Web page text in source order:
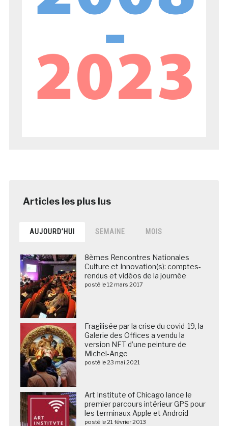
AUJOURD’HUI SEMAINE MOIS
8èmes Rencontres Nationales
Culture et Innovation(s): comptes-
rendus et vidéos de la journée
posté le 12 mars 2017
Fragilisée par la crise du covid-19, la
Galerie des Offices a vendu la
version NFT d’une peinture de
Michel-Ange
posté le 23 mai 2021
Art Institute of Chicago lance le
premier parcours intérieur GPS pour
les terminaux Apple et Android
posté le 21 février 2013